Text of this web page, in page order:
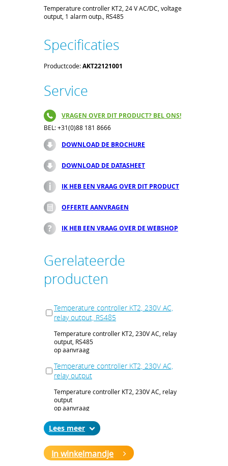
Temperature controller KT2, 24 V AC/DC, voltage
output, 1 alarm outp., RS485
Specificaties
Productcode:AKT22121001
Service
VRAGEN OVER DIT PRODUCT? BEL ONS!
BEL: +31(0)88 181 8666
DOWNLOAD DE BROCHURE
DOWNLOAD DE DATASHEET
IK HEB EEN VRAAG OVER DIT PRODUCT
OFFERTE AANVRAGEN
IK HEB EEN VRAAG OVER DE WEBSHOP
Gerelateerde
producten
Temperature controller KT2, 230V AC,
relay output, RS485
Temperature controller KT2, 230V AC, relay
output, RS485
op aanvraag
Temperature controller KT2, 230V AC,
relay output
Temperature controller KT2, 230V AC, relay
output
op aanvraag
Temperature controller KT2, 240 V AC,
voltage outp., heating / cooling outp.,
RS485
Temperature controller KT2, 240 V AC,
Lees
In winkelmandje